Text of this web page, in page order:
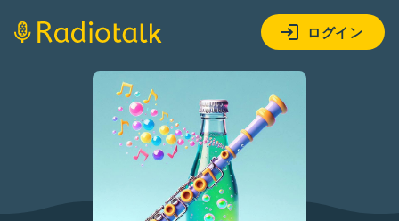
ログイン